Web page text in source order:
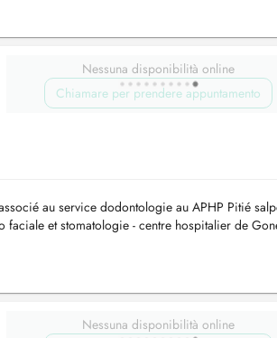
Nessuna disponibilità online
Chiamare per prendere appuntamento
au service dodontologie au APHP Pitié
et stomatologie - centre hospitalier de
Nessuna disponibilità online